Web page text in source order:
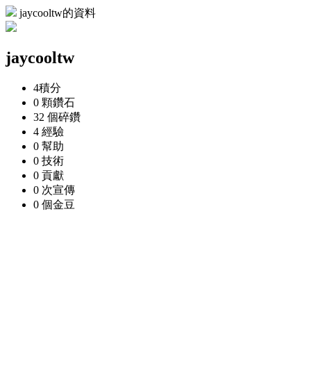
jaycooltw的資料
jaycooltw
4積分
0 顆鑽石
32 個碎鑽
4 經驗
0 幫助
0 技術
0 貢獻
0 次宣傳
0 個金豆